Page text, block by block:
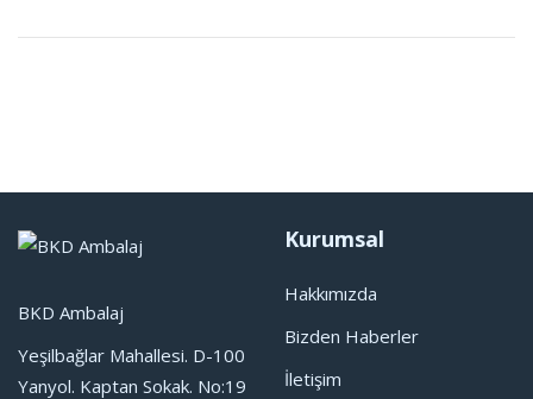
BKD Ambalaj
Yeşilbağlar Mahallesi. D-100
Yanyol. Kaptan Sokak. No:19
Kurumsal
Hakkımızda
Bizden Haberler
İletişim